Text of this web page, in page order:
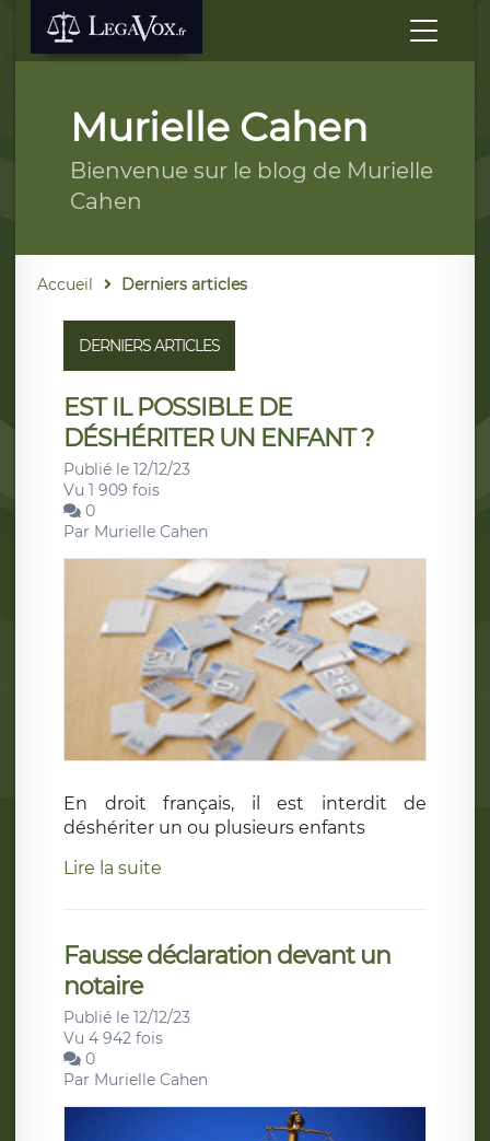
Murielle Cahen
Bienvenue sur le blog de Murielle
Cahen
Accueil Derniers articles
DERNIERS ARTICLES
EST IL POSSIBLE DE
DÉSHÉRITER UN ENFANT ?
Publié le 12/12/23
Vu 1 909 fois
0
Par Murielle Cahen
En droit français, il est interdit de
déshériter un ou plusieurs enfants
Lire la suite
Fausse déclaration devant un
notaire
Publié le 12/12/23
Vu 4 942 fois
0
Par Murielle Cahen